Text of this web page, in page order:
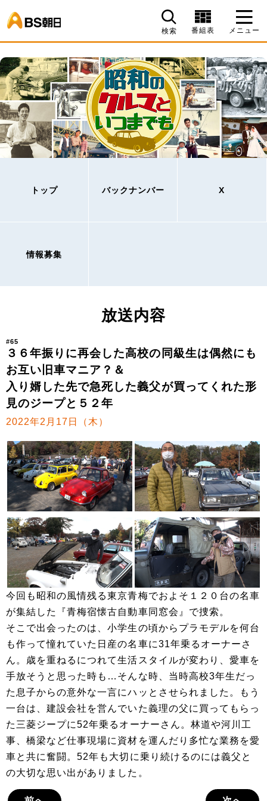
検索 番組表 メニュー
トップ バックナンバー X
情報募集
放送内容
#65
３６年振りに再会した高校の同級生は偶然にも
お互い旧車マニア？＆
入り婿した先で急死した義父が買ってくれた形
見のジープと５２年
2022年2月17日（木）
今回も昭和の風情残る東京青梅でおよそ１２０台の名車
が集結した『青梅宿懐古自動車同窓会』で捜索。
そこで出会ったのは、小学生の頃からプラモデルを何台
も作って憧れていた日産の名車に31年乗るオーナーさ
ん。歳を重ねるにつれて生活スタイルが変わり、愛車を
手放そうと思った時も…そんな時、当時高校3年生だっ
た息子からの意外な一言にハッとさせられました。もう
一台は、建設会社を営んでいた義理の父に買ってもらっ
た三菱ジープに52年乗るオーナーさん。林道や河川工
事、橋梁など仕事現場に資材を運んだり多忙な業務を愛
車と共に奮闘。52年も大切に乗り続けるのには義父と
の大切な思い出がありました。